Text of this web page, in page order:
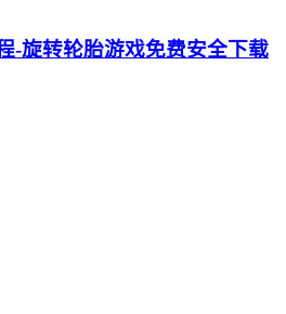
-旋转轮胎游戏免费安全下载